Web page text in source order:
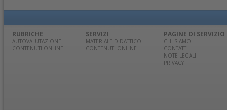
RUBRICHE
AUTOVALUTAZIONE
CONTENUTI ONLINE
SERVIZI
MATERIALE DIDATTICO
CONTENUTI ONLINE
PAGINE DI SERVIZIO
CHI SIAMO
CONTATTI
NOTE LEGALI
PRIVACY